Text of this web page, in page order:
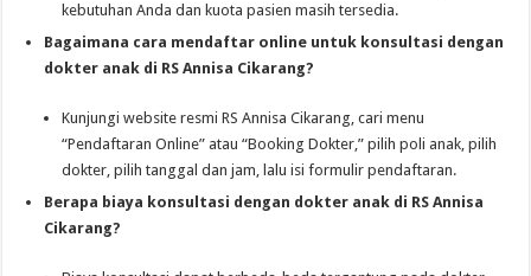
kebutuhan Anda dan kuota pasien masih tersedia.
Bagaimana cara mendaftar online untuk konsultasi dengan
dokter anak di RS Annisa Cikarang?
Kunjungi website resmi RS Annisa Cikarang, cari menu
“Pendaftaran Online” atau “Booking Dokter,” pilih poli anak, pilih
dokter, pilih tanggal dan jam, lalu isi formulir pendaftaran.
Berapa biaya konsultasi dengan dokter anak di RS Annisa
Cikarang?